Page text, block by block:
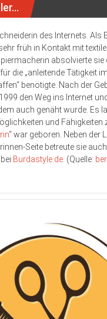
des Internets. Als
früh in Kontakt mit
absolvierte sie
die „anleitende Tätigkeit
benötigte. Nach der
den Weg ins Internet
auch genäht wurde. Es
und Fähigkeiten
“ war geboren. Neben der
Seite betreute sie
Burdastyle.de. (Quelle: